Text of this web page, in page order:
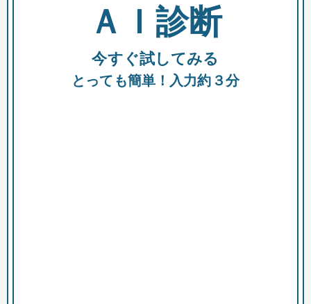
全国の検索結果を含めて表示
助成金 融資 出資
ＡＩ診断
今すぐ試してみる
とっても簡単！入力約３分